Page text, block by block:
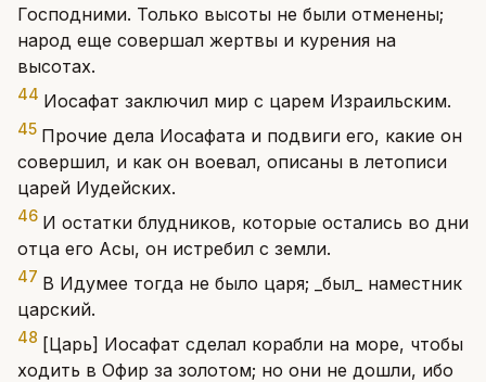
Господними. Только высоты не были отменены;
народ еще совершал жертвы и курения на
высотах.
44 Иосафат заключил мир с царем Израильским.
45 Прочие дела Иосафата и подвиги его, какие он
совершил, и как он воевал, описаны в летописи
царей Иудейских.
46 И остатки блудников, которые остались во дни
отца его Асы, он истребил с земли.
47 В Идумее тогда не было царя; _был_ наместник
царский.
48 [Царь] Иосафат сделал корабли на море, чтобы
ходить в Офир за золотом; но они не дошли, ибо